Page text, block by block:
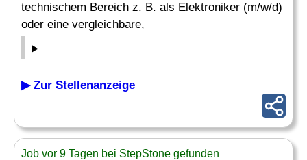
technischem Bereich z. B. als Elektroniker (m/w/d)
oder eine vergleichbare,
▶ Zur Stellenanzeige
Job vor 9 Tagen bei StepStone gefunden